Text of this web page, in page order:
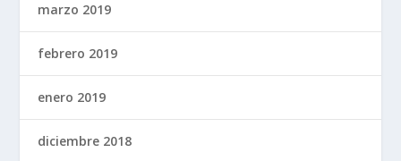
marzo 2019
febrero 2019
enero 2019
diciembre 2018